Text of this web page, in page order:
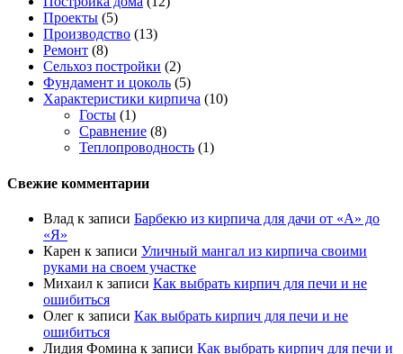
Проекты (5)
Производство (13)
Ремонт (8)
Сельхоз постройки (2)
Фундамент и цоколь (5)
Характеристики кирпича (10)
Госты (1)
Сравнение (8)
Теплопроводность (1)
Свежие комментарии
Влад к записи Барбекю из кирпича для дачи от «А» до
«Я»
Карен к записи Уличный мангал из кирпича своими
руками на своем участке
Михаил к записи Как выбрать кирпич для печи и не
ошибиться
Олег к записи Как выбрать кирпич для печи и не
ошибиться
Лидия Фомина к записи Как выбрать кирпич для печи и